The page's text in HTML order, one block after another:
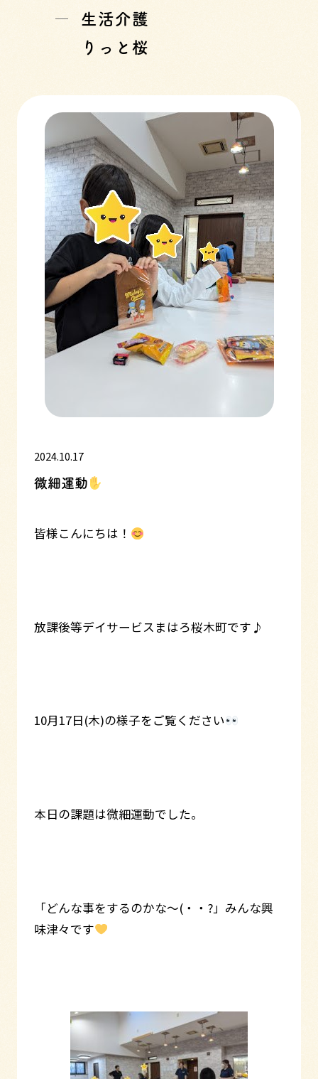
2024.10.17
微細運動
皆様こんにちは！
放課後等デイサービスまはろ桜木町です♪
10月17日(木)の様子をご覧ください
本日の課題は微細運動でした。
「どんな事をするのかな～(・・?」みんな興
味津々です
生活介護
りっと桜